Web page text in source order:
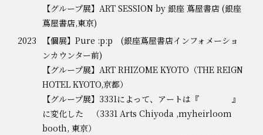
【グループ展】ART SESSION by 銀座 蔦屋書店 (銀座
蔦屋書店,東京)
2023
【個展】Pure :p:p (銀座蔦屋書店インフォメーショ
ンカウンター前)
【グループ展】ART RHIZOME KYOTO（THE REIGN
HOTEL KYOTO,京都）
【グループ展】3331によって、アートは『 』
に変化した （3331 Arts Chiyoda ,myheirloom
booth, 東京）